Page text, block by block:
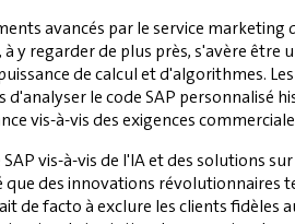
avancés par le service
à y regarder de plus près, s'avère
de calcul et d'algorithmes.
le code SAP personnalisé
vis-à-vis des exigences
vis-à-vis de l'IA et des solutions
que des innovations révolutionnaires
de facto à exclure les clients